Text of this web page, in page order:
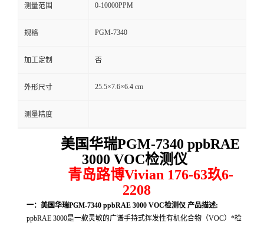
测量范围 0-10000PPM
规格 PGM-7340
加工定制 否
外形尺寸 25.5×7.6×6.4 cm
测量精度
美国华瑞PGM-7340 ppbRAE
3000 VOC检测仪
青岛路博Vivian 176-63玖6-
2208
一：美国华瑞PGM-7340 ppbRAE 3000 VOC检测仪 产品描述:
ppbRAE 3000是一款灵敏的广谱手持式挥发性有机化合物（VOC）*检